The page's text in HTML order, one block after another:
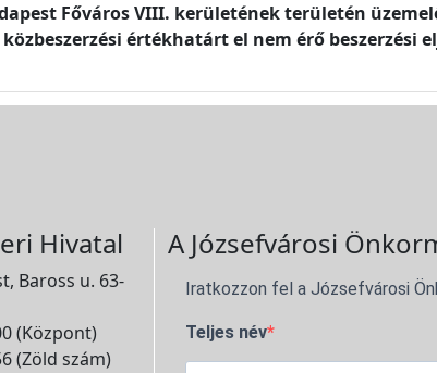
Főváros VIII. kerületének területén
értékhatárt el nem érő beszerzési
Hivatal
Baross u. 63-
(Központ)
(Zöld szám)
A Józsefvárosi
Iratkozzon fel a Józsefvárosi
Teljes név